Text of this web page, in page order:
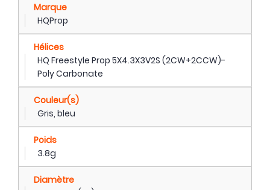
Marque
HQProp
Hélices
HQ Freestyle Prop 5X4.3X3V2S (2CW+2CCW)-
Poly Carbonate
Couleur(s)
Gris, bleu
Poids
3.8g
Diamètre